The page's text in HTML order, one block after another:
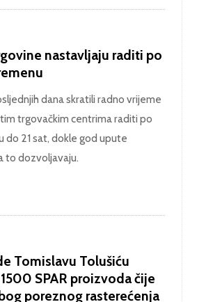
nastavljaju raditi po
dana skratili radno vrijeme
tim trgovačkim centrima raditi po
21 sat, dokle god upute
to dozvoljavaju.
Tomislavu Tolušiću
SPAR proizvoda čije
poreznog rasterećenja